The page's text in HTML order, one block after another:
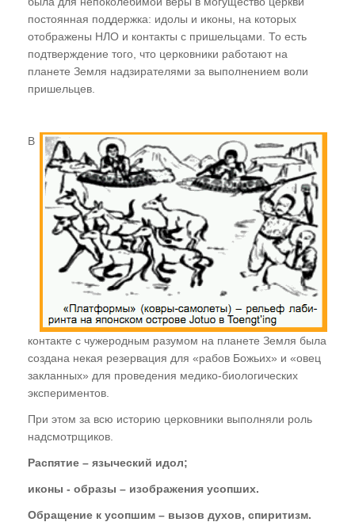
постоянная поддержка: идолы и иконы, на которых
отображены НЛО и контакты с пришельцами. То есть
подтверждение того, что церковники работают на
планете Земля надзирателями за выполнением воли
пришельцев.
В
контакте с чужеродным разумом на планете Земля была
создана некая резервация для «рабов Божьих» и «овец
закланных» для проведения медико-биологических
экспериментов.
При этом за всю историю церковники выполняли роль
надсмотрщиков.
Распятие – языческий идол;
иконы - образы – изображения усопших.
Обращение к усопшим – вызов духов, спиритизм.